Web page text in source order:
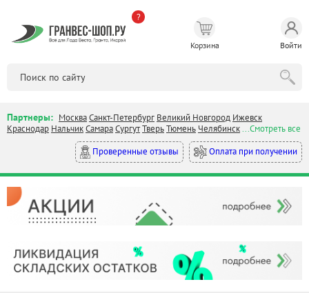
?
Корзина Войти
Партнеры: МоскваСанкт-Петербург Великий Новгород Ижевск
Краснодар НальчикСамараСургутТверьТюмень Челябинск...Смотреть все
Проверенные отзывы
Оплата при получении